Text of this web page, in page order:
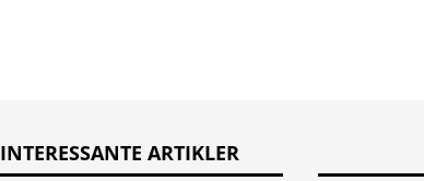
INTERESSANTE ARTIKLER